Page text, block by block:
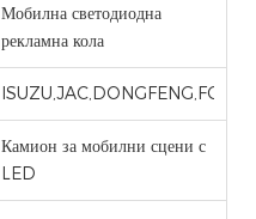
Мобилна светодиодна
рекламна кола
Камион за мобилни сцени с
LED